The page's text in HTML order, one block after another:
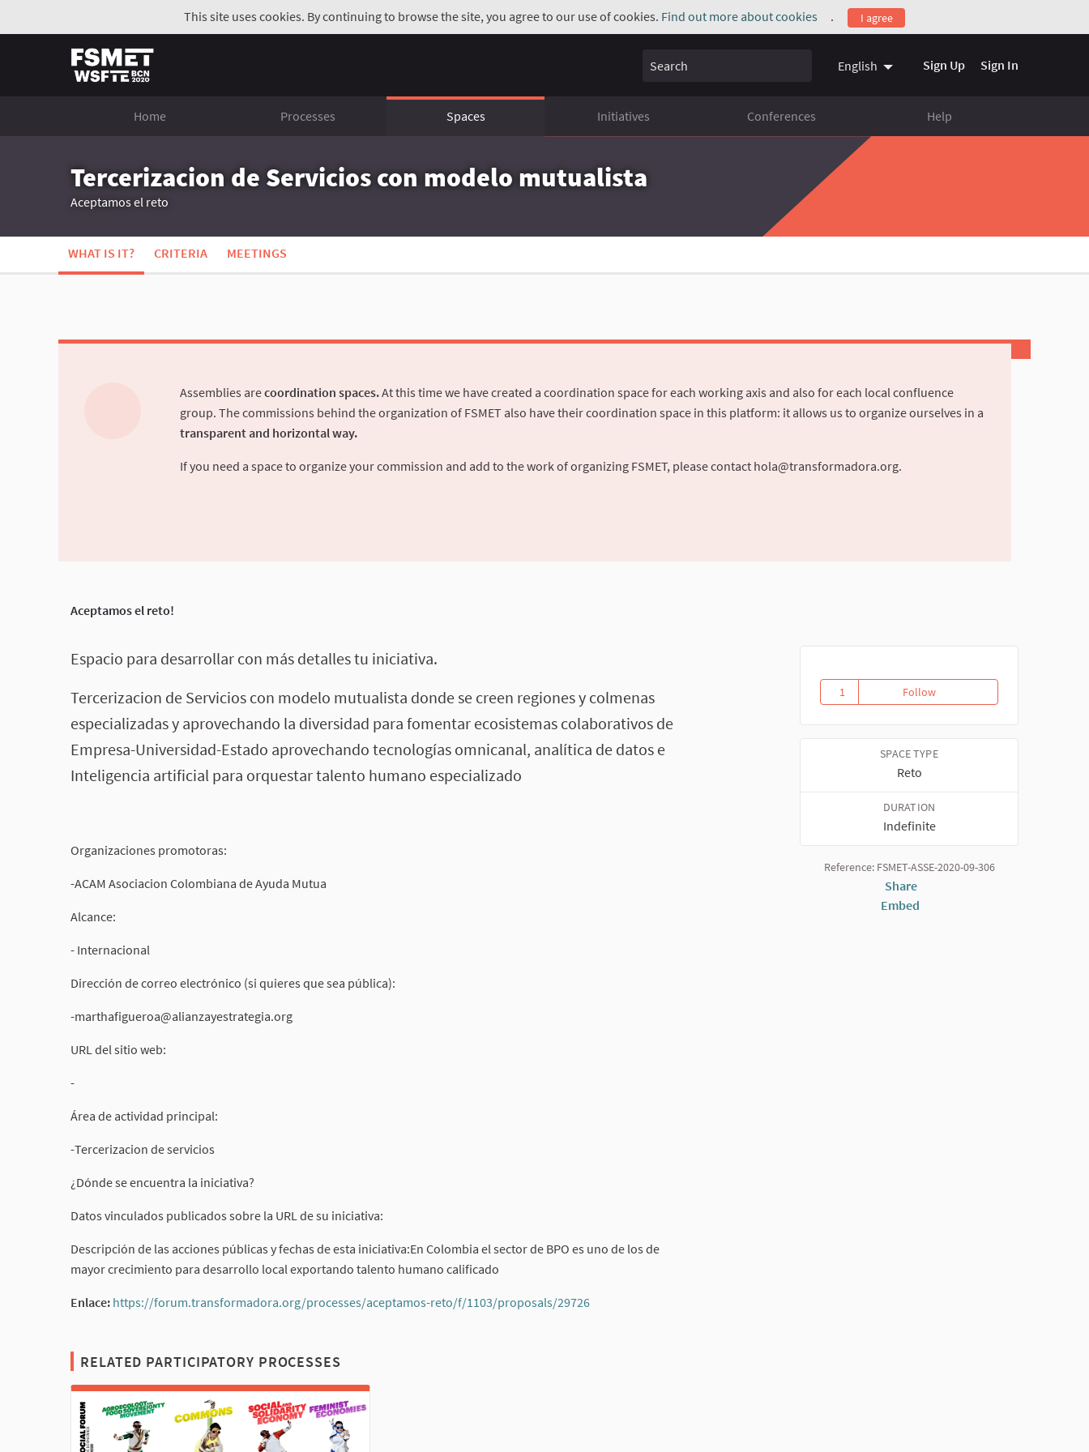
This site uses cookies. By continuing to browse the site, you agree to our use of cookies. Find out more about cookies
(External link)
. I agree
Search English Sign Up Sign In
Home Processes Spaces Initiatives Conferences Help
Tercerizacion de Servicios con modelo mutualista
Aceptamos el reto
WHAT IS IT? CRITERIA MEETINGS
Assemblies arecoordination spaces.At this time we have created a coordination space for each working axis and also for each local confluence
group. The commissions behind the organization of FSMET also have their coordination space in this platform: it allows us to organize ourselves in a
transparent and horizontal way.
If you need a space to organize your commission and add to the work of organizing FSMET, please contact hola@transformadora.org.
Aceptamos el reto!
Espacio para desarrollar con más detalles tu iniciativa.
Tercerizacion de Servicios con modelo mutualista donde se creen regiones y colmenas
especializadas y aprovechando la diversidad para fomentar ecosistemas colaborativos de
Empresa-Universidad-Estado aprovechando tecnologías omnicanal, analítica de datos e
Inteligencia artificial para orquestar talento humano especializado
Organizaciones promotoras:
-ACAM Asociacion Colombiana de Ayuda Mutua
Alcance:
- Internacional
Dirección de correo electrónico (si quieres que sea pública):
-marthafigueroa@alianzayestrategia.org
URL del sitio web:
-
Área de actividad principal:
-Tercerizacion de servicios
¿Dónde se encuentra la iniciativa?
Datos vinculados publicados sobre la URL de su iniciativa:
Descripción de las acciones públicas y fechas de esta iniciativa:En Colombia el sector de BPO es uno de los de
mayor crecimiento para desarrollo local exportando talento humano calificado
Enlace: https://forum.transformadora.org/processes/aceptamos-reto/f/1103/proposals/29726
RELATED PARTICIPATORY PROCESSES
1
1 follower
FollowTercerizacion de Servicios con
SPACE TYPE
Reto
DURATION
Indefinite
Reference: FSMET-ASSE-2020-09-306
Share
Embed